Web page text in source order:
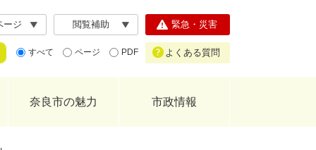
ージ 閲覧補助
すべて ページ PDF
緊急・災害
よくある質問
奈良市の魅力 市政情報